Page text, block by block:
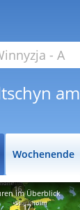
am
Wochenende
im Überblick